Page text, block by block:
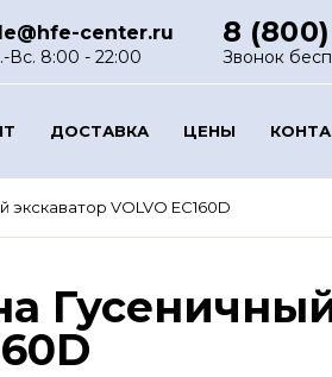
center.ru
Вс. 8:00 - 22:00
8
Звонок
ДОСТАВКА ЦЕНЫ
экскаватор VOLVO EC160D